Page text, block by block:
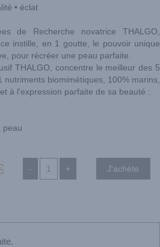
• éclat
de Recherche novatrice THALGO,
instille, en 1 goutte, le pouvoir unique
pour récréer une peau parfaite.
THALGO, concentre le meilleur des 5
biomimétiques, 100% marins,
à l'expression parfaite de sa beauté :
peau
- +